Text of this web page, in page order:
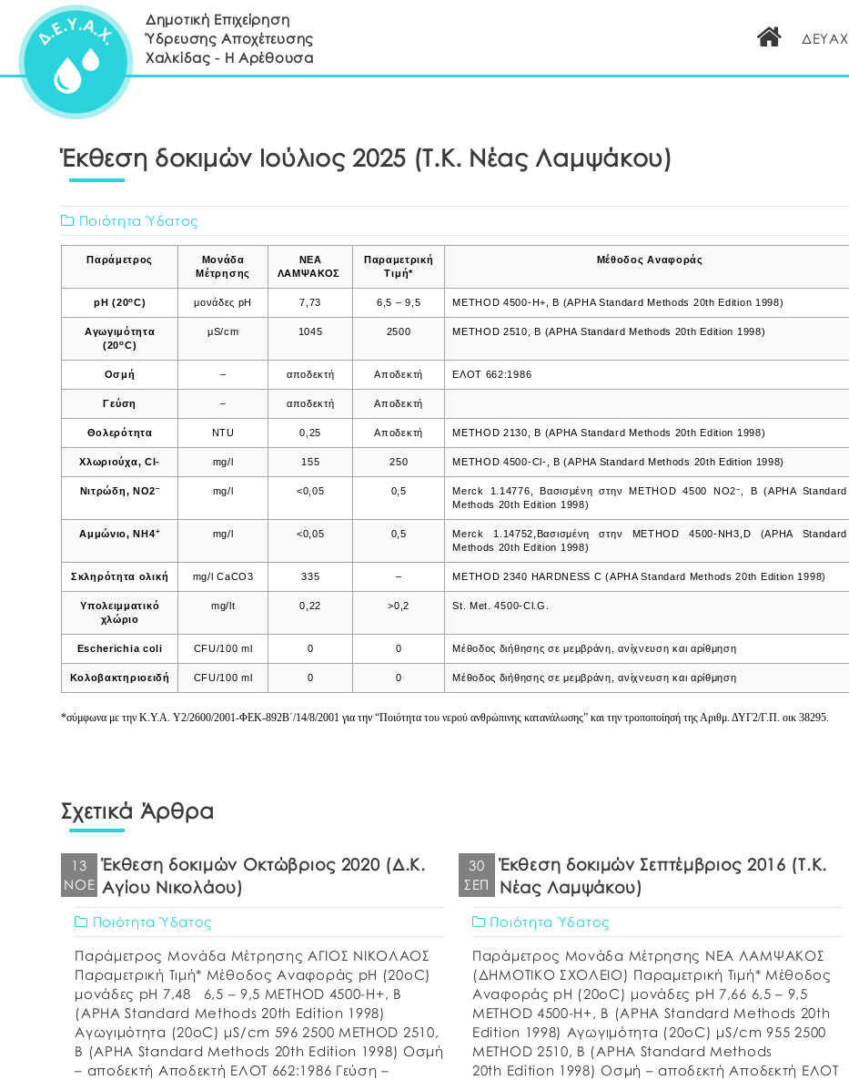
Δημοτική Επιχείρηση
Ύδρευσης Αποχέτευσης
Χαλκίδας - Η Αρέθουσα
ΔΕΥΑΧ
Έκθεση δοκιμών Ιούλιος 2025 (Τ.Κ. Νέας Λαμψάκου)
Ποιότητα Ύδατος
Παράμετρος
Μονάδα
Μέτρησης
ΝΕΑ
ΛΑΜΨΑΚΟΣ
Παραμετρική
Τιμή*
Μέθοδος Αναφοράς
pH (20oC) μονάδες pH 7,73 6,5 – 9,5 METHOD 4500-H+, B (APHA Standard Methods 20th Edition 1998)
Αγωγιμότητα
(20οC)
μS/cm 1045 2500 METHOD 2510, B (APHA Standard Methods 20th Edition 1998)
Οσμή – αποδεκτή Αποδεκτή ΕΛΟΤ 662:1986
Γεύση – αποδεκτή Αποδεκτή
Θολερότητα NTU 0,25 Αποδεκτή METHOD 2130, B (APHA Standard Methods 20th Edition 1998)
Χλωριούχα, Cl- mg/l 155 250 METHOD 4500-Cl-, B (APHA Standard Methods 20th Edition 1998)
Νιτρώδη, ΝΟ2– mg/l <0,05 0,5 Merck 1.14776, Βασισμένη στην METHOD 4500 ΝΟ2–, B (APHA Standard
Methods 20th Edition 1998)
Αμμώνιο, ΝΗ4+ mg/l <0,05 0,5
Merck 1.14752,Βασισμένη στην METHOD 4500-NH3,D (APHA Standard
Methods 20th Edition 1998)
Σκληρότητα ολική mg/l CaCO3 335 – METHOD 2340 HARDNESS C (APHA Standard Methods 20th Edition 1998)
Υπολειμματικό
χλώριο
mg/lt 0,22 >0,2 St. Met. 4500-Cl.G.
Escherichia coli CFU/100 ml 0 0 Μέθοδος διήθησης σε μεμβράνη, ανίχνευση και αρίθμηση
Κολοβακτηριοειδή CFU/100 ml 0 0 Μέθοδος διήθησης σε μεμβράνη, ανίχνευση και αρίθμηση
*σύμφωνα με την K.Y.A. Y2/2600/2001-ΦΕΚ-892Β΄/14/8/2001 για την “Ποιότητα του νερού ανθρώπινης κατανάλωσης” και την τροποποίησή της Αριθμ. ΔΥΓ2/Γ.Π. οικ 38295.
Σχετικά Άρθρα
13
ΝΟΈ
Έκθεση δοκιμών Οκτώβριος 2020 (Δ.Κ.
Αγίου Νικολάου)
Ποιότητα Ύδατος
Παράμετρος Μονάδα Μέτρησης ΑΓΙΟΣ ΝΙΚΟΛΑΟΣ
Παραμετρική Τιμή* Μέθοδος Αναφοράς pH (20oC)
μονάδες pH 7,48 6,5 – 9,5 METHOD 4500-H+, B
(APHA Standard Methods 20th Edition 1998)
Αγωγιμότητα (20οC) μS/cm 596 2500 METHOD 2510,
B (APHA Standard Methods 20th Edition 1998) Οσμή
– αποδεκτή Αποδεκτή ΕΛΟΤ 662:1986 Γεύση –
30
ΣΕΠ
Έκθεση δοκιμών Σεπτέμβριος 2016 (Τ.Κ.
Νέας Λαμψάκου)
Ποιότητα Ύδατος
Παράμετρος Μονάδα Μέτρησης ΝΕΑ ΛΑΜΨΑΚΟΣ
(ΔΗΜΟΤΙΚΟ ΣΧΟΛΕΙΟ) Παραμετρική Τιμή* Μέθοδος
Αναφοράς pH (20oC) μονάδες pH 7,66 6,5 – 9,5
METHOD 4500-H+, B (APHA Standard Methods 20th
Edition 1998) Αγωγιμότητα (20οC) μS/cm 955 2500
METHOD 2510, B (APHA Standard Methods
20th Edition 1998) Οσμή – αποδεκτή Αποδεκτή ΕΛΟΤ